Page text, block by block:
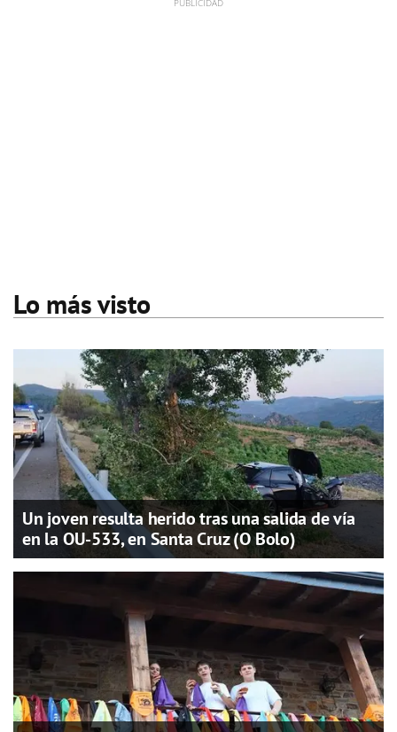
Lo más visto
Un joven resulta herido tras una salida de vía
en la OU-533, en Santa Cruz (O Bolo)